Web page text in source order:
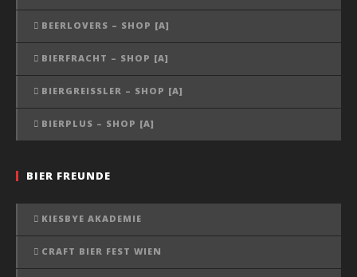
BEERLOVERS – SHOP [A]
BIERFRACHT – SHOP [A]
BIERGREISSLER – SHOP [A]
BIERPLUS – SHOP [A]
BIER FREUNDE
KIESBYE AKADEMIE
CRAFT BIER FEST WIEN